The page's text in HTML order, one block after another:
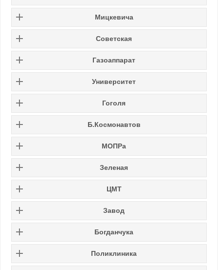
Мицкевича
Советская
Газоаппарат
Университет
Гоголя
Б.Космонавтов
МОПРа
Зеленая
ЦМТ
Завод
Богданчука
Поликлиника